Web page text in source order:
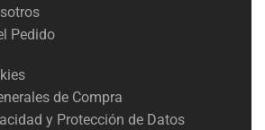
Pedido
de Compra
y Protección de Datos